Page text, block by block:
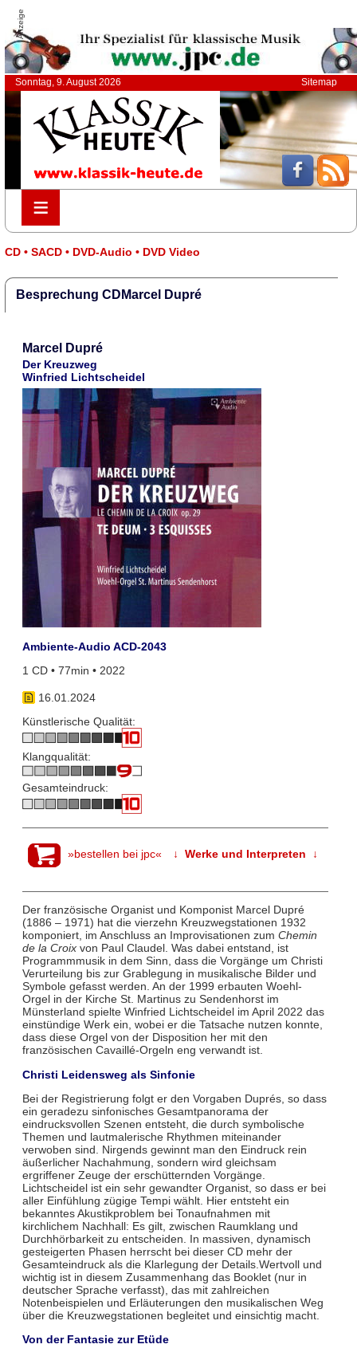
Anzeige
Sonntag, 9. August 2026 Sitemap
≡
≡
CD • SACD • DVD-Audio • DVD Video
Besprechung CDMarcel Dupré
Marcel Dupré
Der Kreuzweg
Winfried Lichtscheidel
Ambiente-Audio ACD-2043
1 CD • 77min • 2022
16.01.2024
Künstlerische Qualität:
Klangqualität:
Gesamteindruck:
»bestellen bei jpc« ↓ Werke und Interpreten ↓
Der französische Organist und Komponist Marcel Dupré
(1886 – 1971) hat die vierzehn Kreuzwegstationen 1932
komponiert, im Anschluss an Improvisationen zum Chemin
de la Croixvon Paul Claudel. Was dabei entstand, ist
Programmmusik in dem Sinn, dass die Vorgänge um Christi
Verurteilung bis zur Grablegung in musikalische Bilder und
Symbole gefasst werden. An der 1999 erbauten Woehl-
Orgel in der Kirche St. Martinus zu Sendenhorst im
Münsterland spielte Winfried Lichtscheidel im April 2022 das
einstündige Werk ein, wobei er die Tatsache nutzen konnte,
dass diese Orgel von der Disposition her mit den
französischen Cavaillé-Orgeln eng verwandt ist.
Christi Leidensweg als Sinfonie
Bei der Registrierung folgt er den Vorgaben Duprés, so dass
ein geradezu sinfonisches Gesamtpanorama der
eindrucksvollen Szenen entsteht, die durch symbolische
Themen und lautmalerische Rhythmen miteinander
verwoben sind. Nirgends gewinnt man den Eindruck rein
äußerlicher Nachahmung, sondern wird gleichsam
ergriffener Zeuge der erschütternden Vorgänge.
Lichtscheidel ist ein sehr gewandter Organist, so dass er bei
aller Einfühlung zügige Tempi wählt. Hier entsteht ein
bekanntes Akustikproblem bei Tonaufnahmen mit
kirchlichem Nachhall: Es gilt, zwischen Raumklang und
Durchhörbarkeit zu entscheiden. In massiven, dynamisch
gesteigerten Phasen herrscht bei dieser CD mehr der
Gesamteindruck als die Klarlegung der Details.Wertvoll und
wichtig ist in diesem Zusammenhang das Booklet (nur in
deutscher Sprache verfasst), das mit zahlreichen
Notenbeispielen und Erläuterungen den musikalischen Weg
über die Kreuzwegstationen begleitet und einsichtig macht.
Von der Fantasie zur Etüde